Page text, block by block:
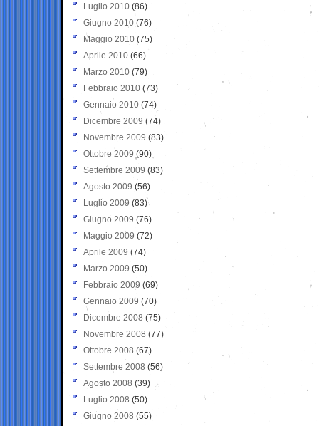
Luglio 2010 (86)
Giugno 2010 (76)
Maggio 2010 (75)
Aprile 2010 (66)
Marzo 2010 (79)
Febbraio 2010 (73)
Gennaio 2010 (74)
Dicembre 2009 (74)
Novembre 2009 (83)
Ottobre 2009 (90)
Settembre 2009 (83)
Agosto 2009 (56)
Luglio 2009 (83)
Giugno 2009 (76)
Maggio 2009 (72)
Aprile 2009 (74)
Marzo 2009 (50)
Febbraio 2009 (69)
Gennaio 2009 (70)
Dicembre 2008 (75)
Novembre 2008 (77)
Ottobre 2008 (67)
Settembre 2008 (56)
Agosto 2008 (39)
Luglio 2008 (50)
Giugno 2008 (55)